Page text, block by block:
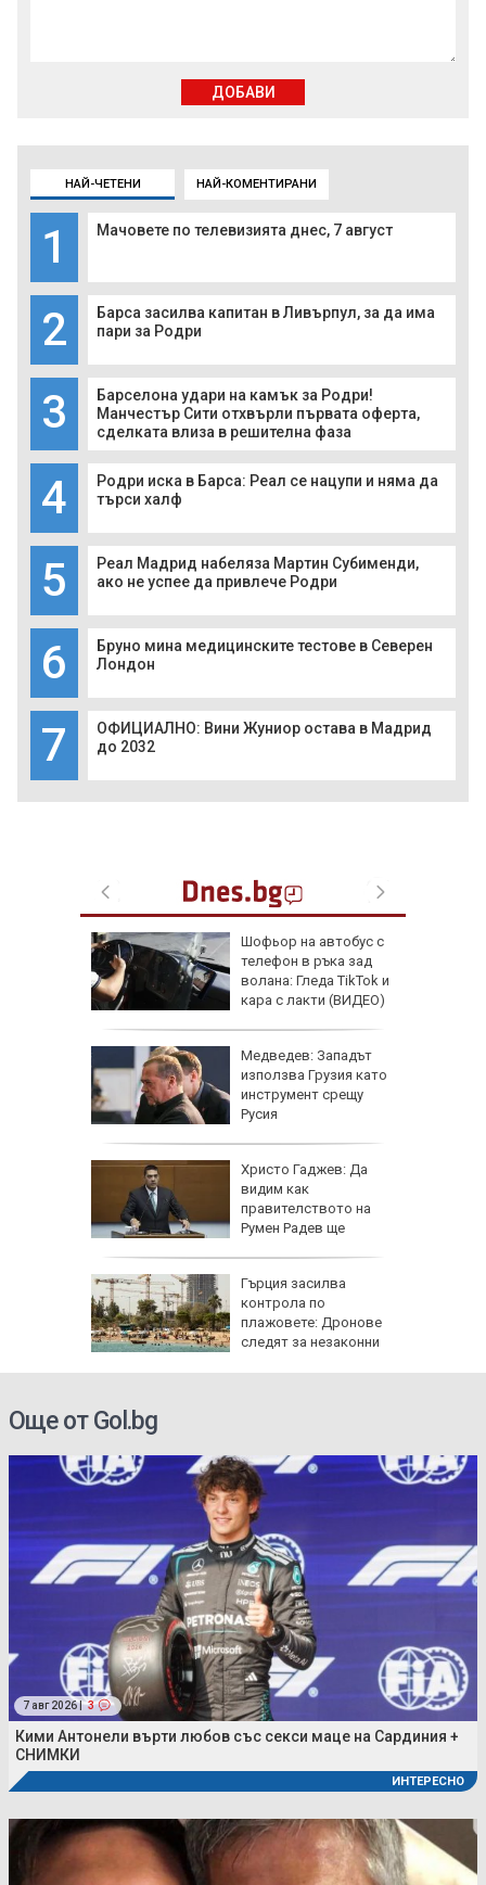
НАЙ-ЧЕТЕНИ НАЙ-КОМЕНТИРАНИ
1 Мачовете по телевизията днес, 7 август
2
Барса засилва капитан в Ливърпул, за да има
пари за Родри
3
Барселона удари на камък за Родри!
Манчестър Сити отхвърли първата оферта,
сделката влиза в решителна фаза
4
Родри иска в Барса: Реал се нацупи и няма да
търси халф
5
Реал Мадрид набеляза Мартин Субименди,
ако не успее да привлече Родри
6
Бруно мина медицинските тестове в Северен
Лондон
7
ОФИЦИАЛНО: Вини Жуниор остава в Мадрид
до 2032
Шофьор на автобус с
телефон в ръка зад
волана: Гледа TikTok и
кара с лакти (ВИДЕО)
Медведев: Западът
използва Грузия като
инструмент срещу
Русия
Христо Гаджев: Да
видим как
правителството на
Румен Радев ще
Гърция засилва
контрола по
плажовете: Дронове
следят за незаконни
ДОБАВИ
Още от Gol.bg
7 авг 2026 | 3
Кими Антонели върти любов със секси маце на Сардиния +
СНИМКИ
ИНТЕРЕСНО